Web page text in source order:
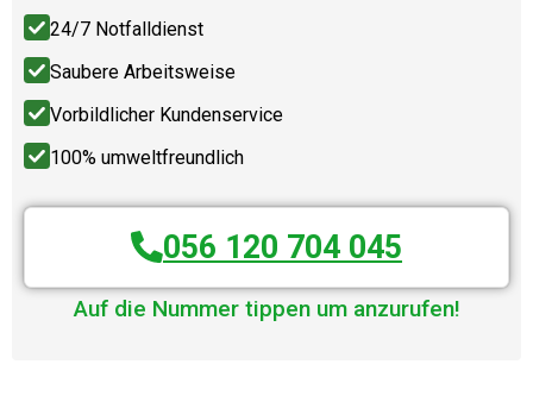
24/7 Notfalldienst
Saubere Arbeitsweise
Vorbildlicher Kundenservice
100% umweltfreundlich
056 120 704 045
Auf die Nummer tippen um anzurufen!